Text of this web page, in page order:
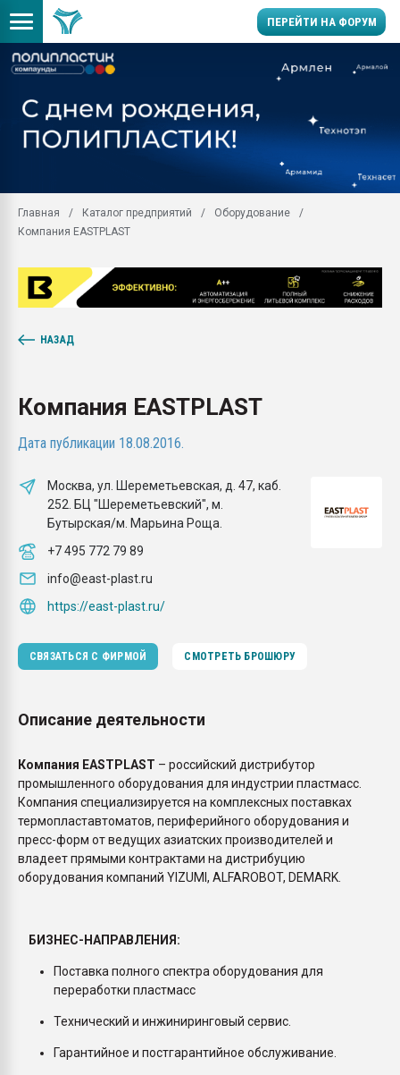
ПЕРЕЙТИ НА ФОРУМ
Вакуум-формовочные
Подмосковье, Москва
пластмасс
28.07.2026
Главная Каталог предприятий
Оборудование
Компания EASTPLAST
НАЗАД
Компания EASTPLAST
Дата публикации 18.08.2016.
Москва, ул. Шереметьевская, д. 47, каб.
252. БЦ "Шереметьевский", м.
Бутырская/м. Марьина Роща.
+7 495 772 79 89
info@east-plast.ru
https://east-plast.ru/
СВЯЗАТЬСЯ С ФИРМОЙ СМОТРЕТЬ БРОШЮРУ
Описание деятельности
Компания EASTPLAST – российский дистрибутор
промышленного оборудования для индустрии пластмасс.
Компания специализируется на комплексных поставках
термопластавтоматов, периферийного оборудования и
пресс-форм от ведущих азиатских производителей и
владеет прямыми контрактами на дистрибуцию
оборудования компаний YIZUMI, ALFAROBOT, DEMARK.
БИЗНЕС-НАПРАВЛЕНИЯ:
Поставка полного спектра оборудования для
переработки пластмасс
Технический и инжиниринговый сервис.
Гарантийное и постгарантийное обслуживание.